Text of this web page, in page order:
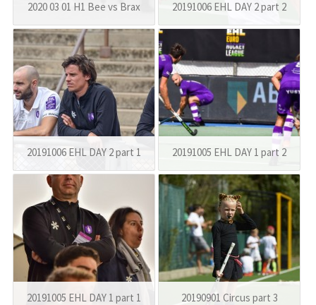
2020 03 01 H1 Bee vs Brax 20191006 EHL DAY 2 part 2
20191006 EHL DAY 2 part 1 20191005 EHL DAY 1 part 2
20191005 EHL DAY 1 part 1 20190901 Circus part 3